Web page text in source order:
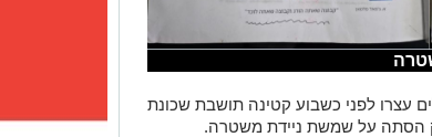
עצרו לפני כשבוע קטינה תושבת שכונת
הסתה על שמשת ניידת משטרה.